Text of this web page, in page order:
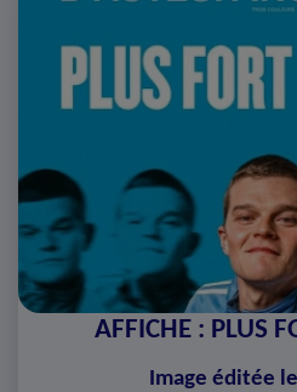
AFFICHE : PLUS
Image éditée